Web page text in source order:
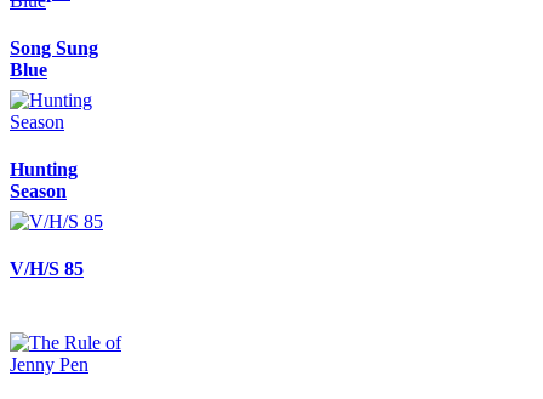
Song Sung
Blue
Hunting
Season
V/H/S 85